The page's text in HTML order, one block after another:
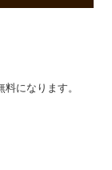
になります。